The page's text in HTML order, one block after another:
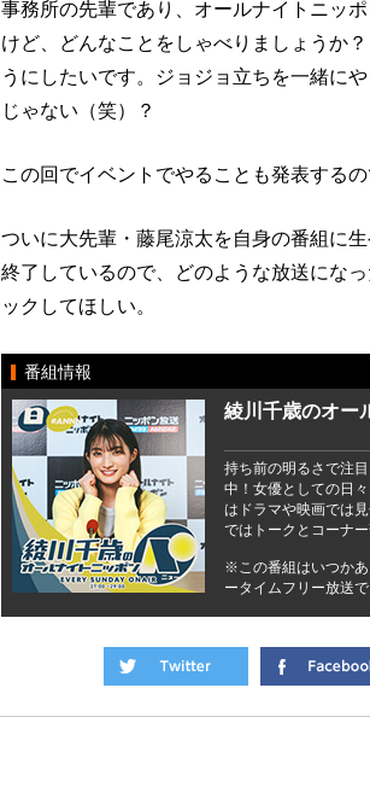
事務所の先輩であり、オールナイトニッ
けど、どんなことをしゃべりましょうか
うにしたいです。ジョジョ立ちを一緒に
じゃない（笑）？
この回でイベントでやることも発表する
ついに大先輩・藤尾涼太を自身の番組に
終了しているので、どのような放送にな
ックしてほしい。
番組情報
綾川千歳のオー
持ち前の明るさで注
中！女優としての日
はドラマや映画では
ではトークとコーナ
※この番組はいつか
ータイムフリー放送